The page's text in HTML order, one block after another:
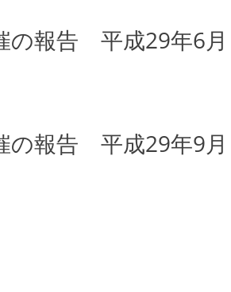
の報告 平成29年6月
の報告 平成29年9月